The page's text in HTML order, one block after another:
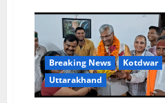
जनपदों
में
मौसम
अलर्ट,
जाने
देश
भर
का
मौसम
Breaking News
Kotdwar
Uttarakhand